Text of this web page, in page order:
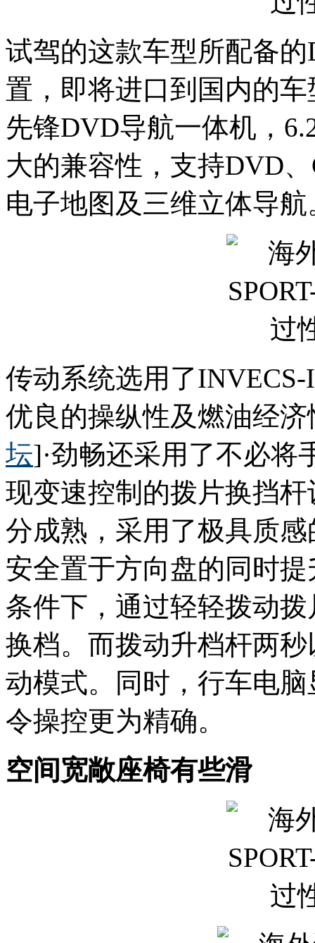
试驾的这款车型所配备
置，即将进口到国内的
先锋DVD导航一体机，
大的兼容性，支持DVD
电子地图及三维立体导航
传动系统选用了
优良的操纵性及燃油经
坛]·劲畅还采用了不必将
现变速控制的拨片换挡
分成熟，采用了极具质
安全置于方向盘的同时
条件下，通过轻轻拨动
换档。而拨动升档杆两
动模式。同时，行车电
令操控更为精确。
空间宽敞座椅有些滑